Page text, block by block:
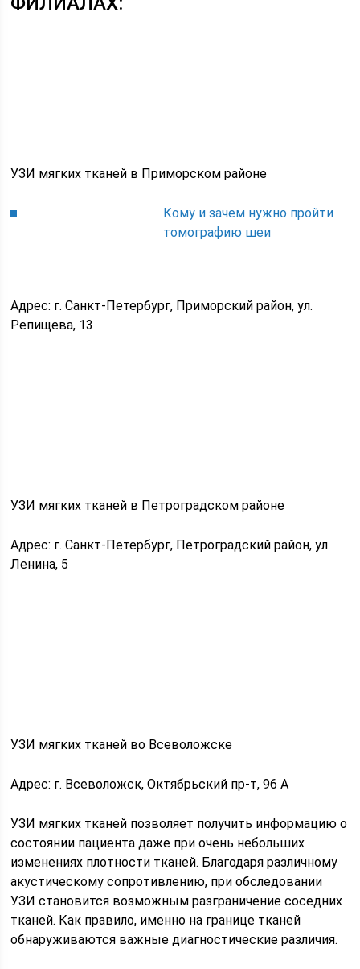
УЗИ мягких тканей в Приморском районе
Кому и зачем нужно пройти
томографию шеи
Адрес: г. Санкт-Петербург, Приморский район, ул.
Репищева, 13
УЗИ мягких тканей в Петроградском районе
Адрес: г. Санкт-Петербург, Петроградский район, ул.
Ленина, 5
УЗИ мягких тканей во Всеволожске
Адрес: г. Всеволожск, Октябрьский пр-т, 96 А
УЗИ мягких тканей позволяет получить информацию о
состоянии пациента даже при очень небольших
изменениях плотности тканей. Благодаря различному
акустическому сопротивлению, при обследовании
УЗИ становится возможным разграничение соседних
тканей. Как правило, именно на границе тканей
обнаруживаются важные диагностические различия.